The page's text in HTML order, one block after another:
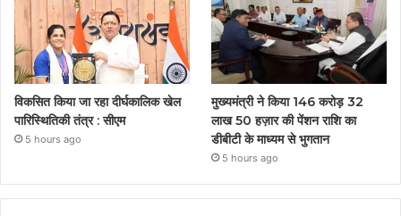
विकसित किया जा रहा दीर्घकालिक खेल
पारिस्थितिकी तंत्र : सीएम
5 hours ago
मुख्यमंत्री ने किया 146 करोड़ 32
लाख 50 हज़ार की पेंशन राशि का
डीबीटी के माध्यम से भुगतान
5 hours ago